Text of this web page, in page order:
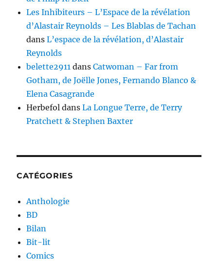
Les Inhibiteurs – L’Espace de la révélation
d’Alastair Reynolds – Les Blablas de Tachan
dansL’espace de la révélation, d’Alastair
Reynolds
belette2911 dansCatwoman – Far from
Gotham, de Joëlle Jones, Fernando Blanco &
Elena Casagrande
Herbefol dansLa Longue Terre, de Terry
Pratchett & Stephen Baxter
CATÉGORIES
Anthologie
BD
Bilan
Bit-lit
Comics